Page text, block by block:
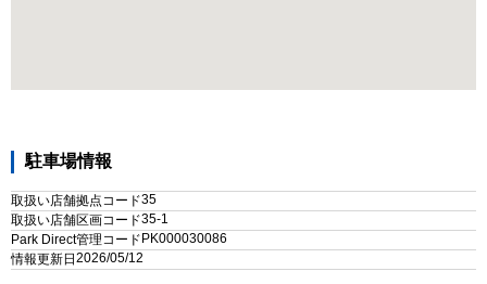
駐車場情報
取扱い店舗拠点コード35
取扱い店舗区画コード35-1
Park Direct管理コード PK000030086
情報更新日 2026/05/12